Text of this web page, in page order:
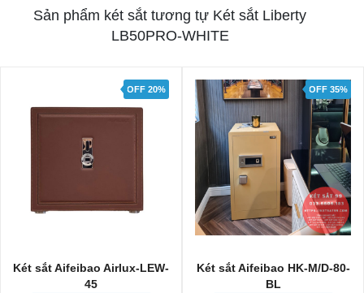
Sản phẩm két sắt tương tự Két sắt Liberty
LB50PRO-WHITE
OFF 20%
Két sắt Aifeibao Airlux-LEW-
45
OFF 35%
Két sắt Aifeibao HK-M/D-80-
BL